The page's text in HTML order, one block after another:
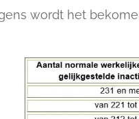
wordt het